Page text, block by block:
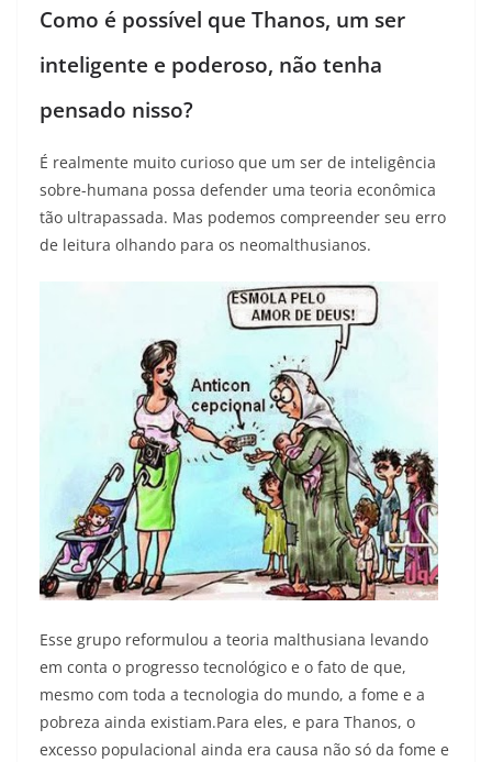
Como é possível que Thanos, um ser
inteligente e poderoso, não tenha
pensado nisso?
É realmente muito curioso que um ser de inteligência
sobre-humana possa defender uma teoria econômica
tão ultrapassada. Mas podemos compreender seu erro
de leitura olhando para os neomalthusianos.
Esse grupo reformulou a teoria malthusiana levando
em conta o progresso tecnológico e o fato de que,
mesmo com toda a tecnologia do mundo, a fome e a
pobreza ainda existiam.Para eles, e para Thanos, o
excesso populacional ainda era causa não só da fome e